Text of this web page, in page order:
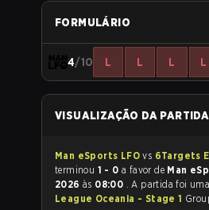
FORMULÁRIO
4/10 L L L L
VISUALIZAÇÃO DA PARTIDA
Man eSports LFOvs 6Targets
terminou 1 - 0 a favor de Man
2026 às 08:00 . A partida foi uma
League Oceania - Stage 1